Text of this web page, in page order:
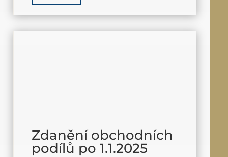
Zdanění obchodních
podílů po 1.1.2025